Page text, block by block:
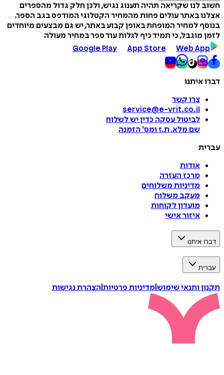
חשוב לנו שקריאה תהיה תענוג נגיש, ולכן חלק גדול מהספרים
אצלנו באתר עולים פחות מהמחיר הקטלוגי המודפס בגב הספר.
בנוסף למחיר המופחת באופן קבוע באתר, יש גם מבצעים מיוחדים
לזמן מוגבל, כי תמיד כיף לגלות עוד ספר במחיר מעולה
Google Play
App Store Web App
דברו איתנו
צרו קשר
service@e-vrit.co.il
לביטול עסקה כדין יש לשלוח
שם מלא, ת.ז ומס' הזמנה
עברית
אודות
מרכז העזרה
מדיניות משלוחים
מעקב משלוח
מועדון לקוחות
איזור אישי
דברו איתנו
עברית
תקנון ותנאי שימוש מדיניות פרטיות הצהרת נגישות